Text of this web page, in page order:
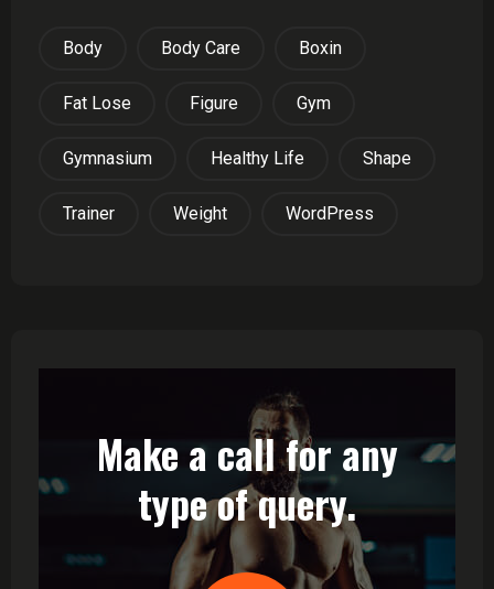
Body Body Care Boxin
Fat Lose Figure Gym
Gymnasium Healthy Life Shape
Trainer Weight WordPress
Make a call for any
type of query.